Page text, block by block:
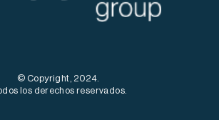
© Copyright, 2024.
los derechos reservados.